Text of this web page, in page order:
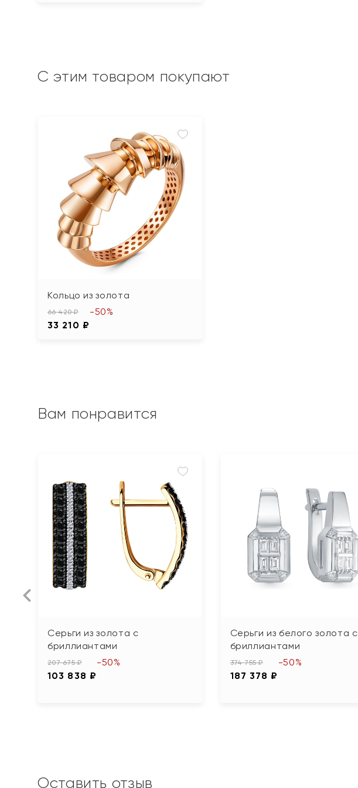
С этим товаром покупают
Кольцо из золота
66 420 ₽
33 210 ₽
-50%
Вам понравится
Серьги из золота с
бриллиантами
207 675 ₽
103 838 ₽
-50%
Серьги из белого золота с
бриллиантами
374 755 ₽
187 378 ₽
-50%
Оставить отзыв